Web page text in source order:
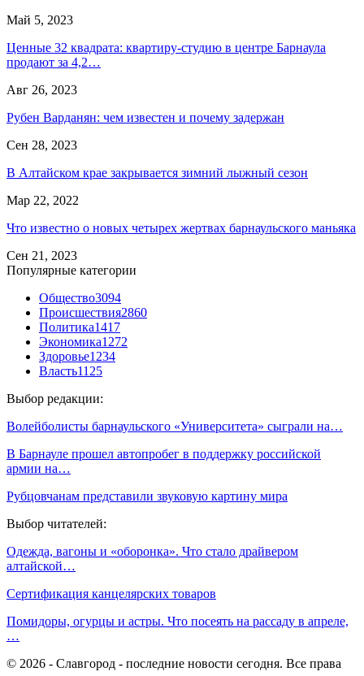
Май 5, 2023
Ценные 32 квадрата: квартиру-студию в центре Барнаула
продают за 4,2…
Авг 26, 2023
Рубен Варданян: чем известен и почему задержан
Сен 28, 2023
В Алтайском крае закрывается зимний лыжный сезон
Мар 22, 2022
Что известно о новых четырех жертвах барнаульского маньяка
Сен 21, 2023
Популярные категории
Общество3094
Происшествия2860
Политика1417
Экономика1272
Здоровье1234
Власть1125
Выбор редакции:
Волейболисты барнаульского «Университета» сыграли на…
В Барнауле прошел автопробег в поддержку российской
армии на…
Рубцовчанам представили звуковую картину мира
Выбор читателей:
Одежда, вагоны и «оборонка». Что стало драйвером
алтайской…
Сертификация канцелярских товаров
Помидоры, огурцы и астры. Что посеять на рассаду в апреле,
…
© 2026 - Славгород - последние новости сегодня. Все права